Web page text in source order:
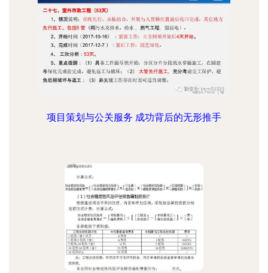
项目策划与公关服务 成功背后的无形推手